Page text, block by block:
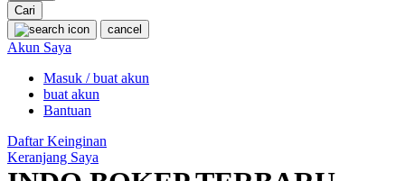
P
Peachy
Phil & Ted's
Philips Avent
Pigeon
Cari
cancel
Akun Saya
Masuk / buat akun
buat akun
Bantuan
Daftar Keinginan
Keranjang Saya